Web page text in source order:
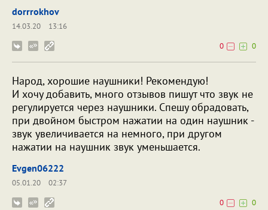
dorrrokhov
14.03.20
13:16
0
0
Народ, хорошие наушники! Рекомендую!
И хочу добавить, много отзывов пишут что звук не
регулируется через наушники. Спешу обрадовать,
при двойном быстром нажатии на один наушник -
звук увеличивается на немного, при другом
нажатии на наушник звук уменьшается.
Evgen06222
05.01.20
02:37
0
0